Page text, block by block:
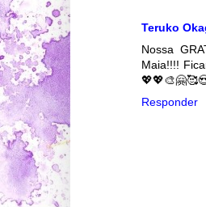
Teruko
Nossa
Maia!!!!
Responder